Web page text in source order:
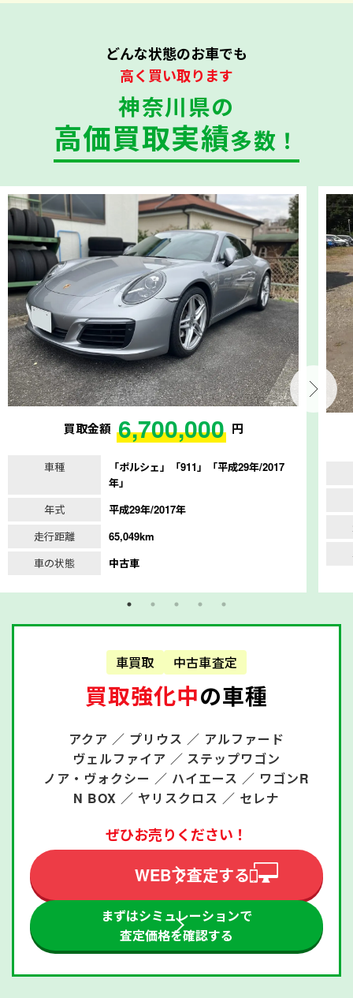
どんな状態のお車でも
高く買い取ります
神奈川県の
高価買取実績多数！
買取金額 6,700,000 円
車種
「ポルシェ」「911」「平成29年/2017
年」
年式
平成29年/2017年
走行距離
65,049km
車の状態
中古車
車買取 中古車査定
買取強化中の車種
アクア ／ プリウス ／ アルファード
ヴェルファイア ／ ステップワゴン
ノア・ヴォクシー ／ ハイエース ／ ワゴンR
N BOX ／ ヤリスクロス ／ セレナ
ぜひお売りください！
WEBで査定する
まずはシミュレーションで
査定価格を確認する